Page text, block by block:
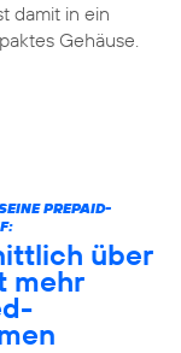
damit in ein
Gehäuse.
PREPAID-
über
mehr